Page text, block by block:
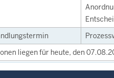
liegen für heute, den